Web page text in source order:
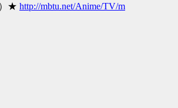
★ http://mbtu.net/Anime/TV/m